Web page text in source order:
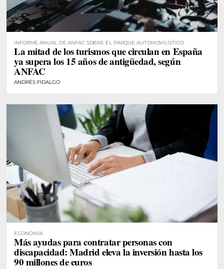
INFORME ANUAL DE ANFAC SOBRE EL PARQUE AUTOMOVILÍSTICO
La mitad de los turismos que circulan en España
ya supera los 15 años de antigüedad, según
ANFAC
ANDRÉS FIDALGO
ECONOMÍA
Más ayudas para contratar personas con
discapacidad: Madrid eleva la inversión hasta los
90 millones de euros